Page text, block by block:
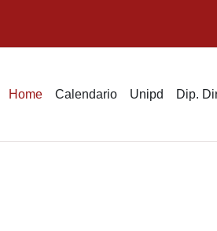
Home Calendario Unipd Dip.